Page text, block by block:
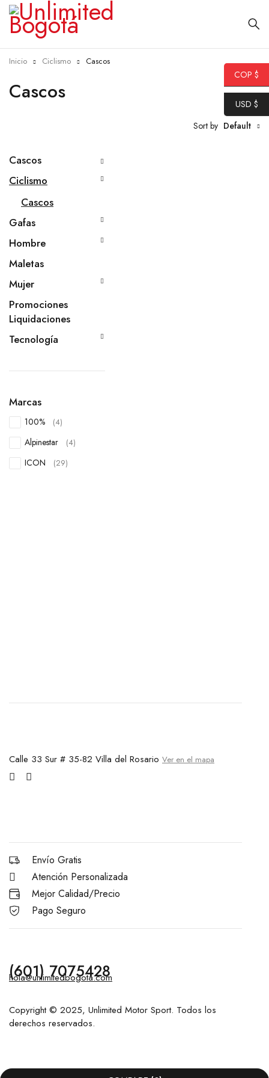
Cascos
Inicio Ciclismo Cascos
Cascos
Ciclismo
Cascos
Gafas
Hombre
Maletas
Mujer
Promociones
Liquidaciones
Tecnología
Marcas
100% (4)
Alpinestar (4)
ICON (29)
Sort by Default
Calle 33 Sur # 35-82 Villa del Rosario Ver en el mapa
Envío Gratis
Atención Personalizada
Mejor Calidad/Precio
Pago Seguro
(601) 7075428
hola@unlimitedbogota.com
Copyright © 2025, Unlimited Motor Sport. Todos los
derechos reservados.
COP $
USD $